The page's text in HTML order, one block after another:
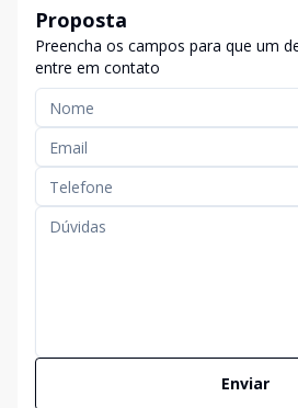
Proposta
Preencha os campos para que um
entre em contato
Enviar